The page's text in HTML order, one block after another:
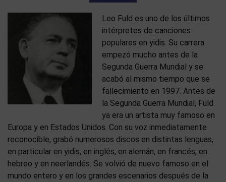
Leo Fuld es uno de los últimos
intérpretes de canciones
populares en yidis. Su carrera
empezó mucho antes de la
Segunda Guerra Mundial y se
acabó al mismo tiempo que se
fallecimiento en 1997. Antes de
la Segunda Guerra Mundial, Fuld
ya era un artista muy famoso en
Europa y en Estados Unidos. Con su voz inmediatamente
reconocible, grabó numerosos discos en distintas lenguas,
en particular en yidis, en inglés, en alemán, en francés, en
hebreo y en neerlandés. Se volvió de nuevo famoso en el
mundo entero y en los grandes escenarios después de la